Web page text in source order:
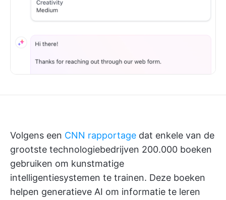
Volgens een CNN rapportage dat enkele van de
grootste technologiebedrijven 200.000 boeken
gebruiken om kunstmatige
intelligentiesystemen te trainen. Deze boeken
helpen generatieve AI om informatie te leren